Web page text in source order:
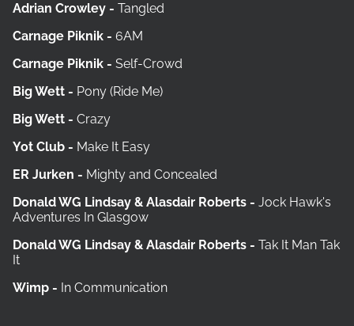
Adrian Crowley - Tangled
Carnage Piknik - 6AM
Carnage Piknik - Self-Crowd
Big Wett - Pony (Ride Me)
Big Wett - Crazy
Yot Club - Make It Easy
ER Jurken - Mighty and Concealed
Donald WG Lindsay & Alasdair Roberts - Jock Hawk's
Adventures In Glasgow
Donald WG Lindsay & Alasdair Roberts - Tak It Man Tak
It
Wimp - In Communication